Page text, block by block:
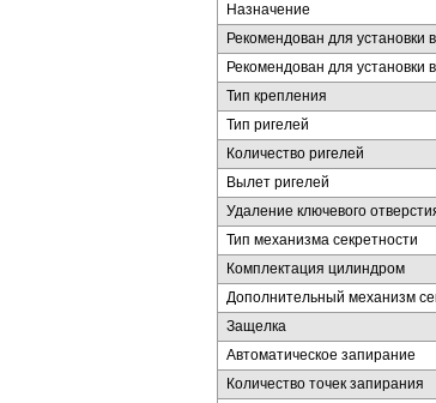
Назначение
Рекомендован для установки
Рекомендован для установки
Тип крепления
Тип ригелей
Количество ригелей
Вылет ригелей
Удаление ключевого
Тип механизма секретности
Комплектация цилиндром
Дополнительный механизм
Защелка
Автоматическое запирание
Количество точек запирания